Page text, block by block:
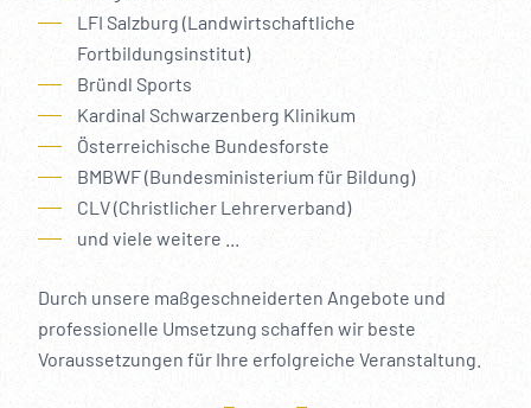
LFI Salzburg (Landwirtschaftliche
Fortbildungsinstitut)
Bründl Sports
Kardinal Schwarzenberg Klinikum
Österreichische Bundesforste
BMBWF (Bundesministerium für Bildung)
CLV (Christlicher Lehrerverband)
und viele weitere ...
Durch unsere maßgeschneiderten Angebote und
professionelle Umsetzung schaffen wir beste
Voraussetzungen für Ihre erfolgreiche Veranstaltung.